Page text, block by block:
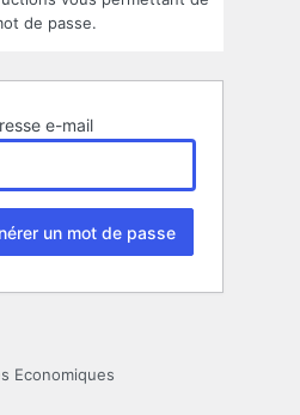
de passe.
e-mail
Economiques